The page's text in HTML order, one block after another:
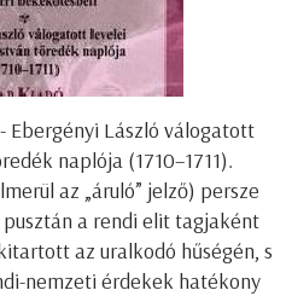
Ebergényi László válogatott
naplója (1710–1711).
az „áruló” jelző) persze
a rendi elit tagjaként
az uralkodó hűségén, s
nemzeti érdekek hatékony